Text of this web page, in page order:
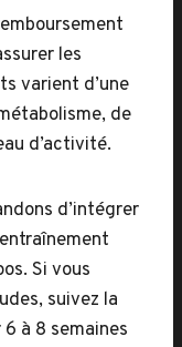
les
varient d’une
de
d’activité.
d’intégrer
Si vous
suivez la
à 8 semaines